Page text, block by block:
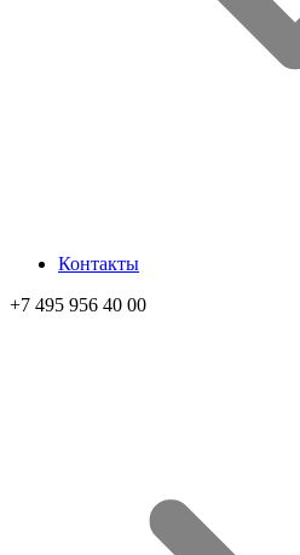
Контакты
+7 495 956 40 00